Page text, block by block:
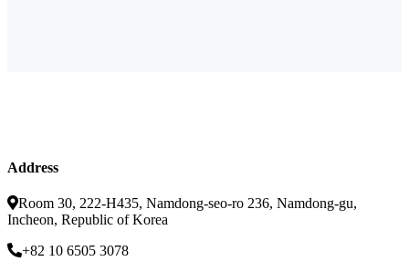
Address
Room 30, 222-H435, Namdong-seo-ro 236, Namdong-gu,
Incheon, Republic of Korea
+82 10 6505 3078